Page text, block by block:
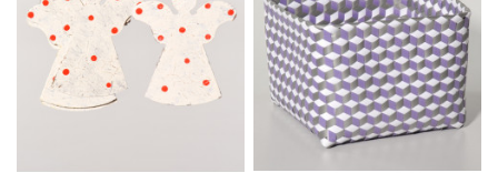
DE
DESEOS